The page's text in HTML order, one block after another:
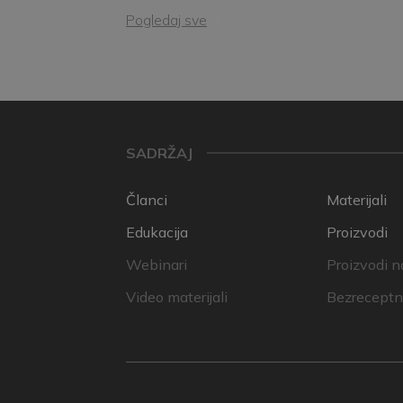
Pogledaj sve
SADRŽAJ
Članci
Edukacija
Webinari
Video materijali
Materijali
Proizvodi
Proizvodi